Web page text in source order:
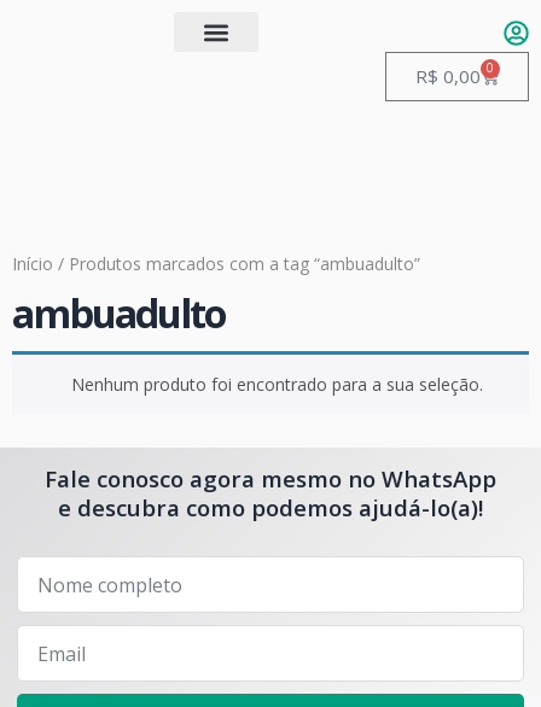
R$ 0,00 0
Início / Produtos marcados com a tag “ambuadulto”
ambuadulto
Nenhum produto foi encontrado para a sua seleção.
Fale conosco agora mesmo no WhatsApp
e descubra como podemos ajudá-lo(a)!